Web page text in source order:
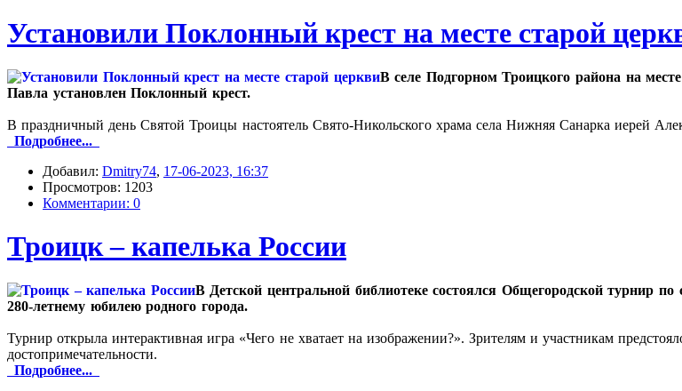
Установили Поклонный крест на месте старой
В селе Подгорном Троицкого района на
Павла установлен Поклонный крест.
В праздничный день Святой Троицы настоятель Свято-Никольского храма села Нижняя Санарка иерей
Подробнее...
Добавил: Dmitry74, 17-06-2023, 16:37
Просмотров: 1203
Комментарии: 0
Троицк – капелька России
В Детской центральной библиотеке состоялся Общегородской турнир
280-летнему юбилею родного города.
Турнир открыла интерактивная игра «Чего не хватает на изображении?». Зрителям и участникам
достопримечательности.
Подробнее...